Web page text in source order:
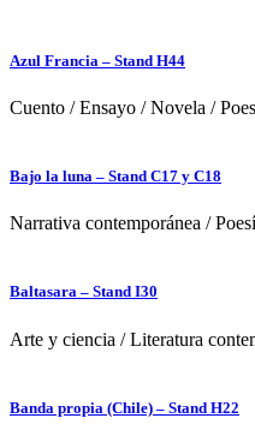
Azul Francia – Stand H44
Cuento /Ensayo /Novela /
Bajo la luna – Stand C17 y C18
Narrativa contemporánea /
Baltasara – Stand I30
Arte y ciencia /Literatura
Banda propia (Chile) – Stand H22